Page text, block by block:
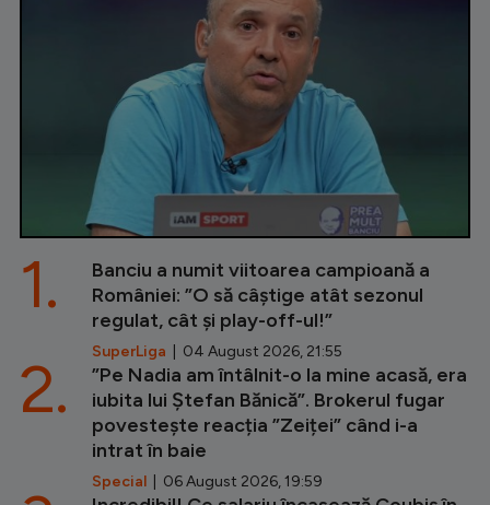
Banciu a numit viitoarea campioană a
României: ”O să câștige atât sezonul
regulat, cât și play-off-ul!”
SuperLiga | 04 August 2026, 21:55
1.
”Pe Nadia am întâlnit-o la mine acasă, era
iubita lui Ștefan Bănică”. Brokerul fugar
povestește reacția ”Zeiței” când i-a
intrat în baie
Special | 06 August 2026, 19:59
2.